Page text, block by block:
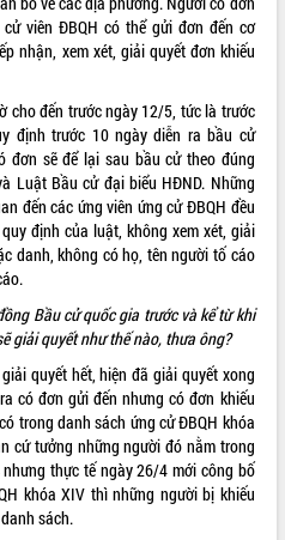
viên ĐBQH có thể gửi đơn đến cơ
nhận, xem xét, giải quyết đơn khiếu
cho đến trước ngày 12/5, tức là trước
định trước 10 ngày diễn ra bầu cử
đơn sẽ để lại sau bầu cử theo đúng
Luật Bầu cử đại biểu HĐND. Những
đến các ứng viên ứng cử ĐBQH đều
định của luật, không xem xét, giải
danh, không có họ, tên người tố cáo
Bầu cử quốc gia trước và kể từ khi
giải quyết như thế nào, thưa ông?
quyết hết, hiện đã giải quyết xong
có đơn gửi đến nhưng có đơn khiếu
trong danh sách ứng cử ĐBQH khóa
cứ tưởng những người đó nằm trong
thực tế ngày 26/4 mới công bố
khóa XIV thì những người bị khiếu
sách.